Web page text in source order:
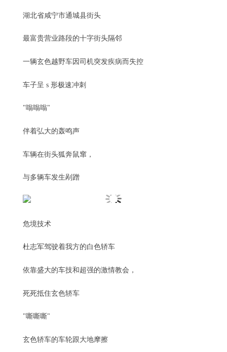
湖北省咸宁市通城县街头
最富贵营业路段的十字街头隔邻
一辆玄色越野车因司机突发疾病而失控
车子呈 s 形极速冲刺
"嗡嗡嗡"
伴着弘大的轰鸣声
车辆在街头狐奔鼠窜，
与多辆车发生剐蹭
危境技术
杜志军驾驶着我方的白色轿车
依靠盛大的车技和超强的激情教会，
死死抵住玄色轿车
"嘶嘶嘶"
玄色轿车的车轮跟大地摩擦